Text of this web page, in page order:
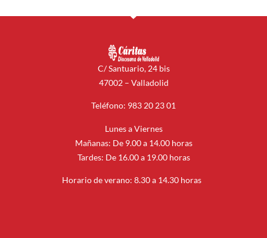
C/ Santuario, 24 bis
47002 – Valladolid
Teléfono: 983 20 23 01
Lunes a Viernes
Mañanas: De 9.00 a 14.00 horas
Tardes: De 16.00 a 19.00 horas
Horario de verano: 8.30 a 14.30 horas